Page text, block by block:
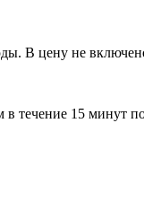
В цену не
15 минут по